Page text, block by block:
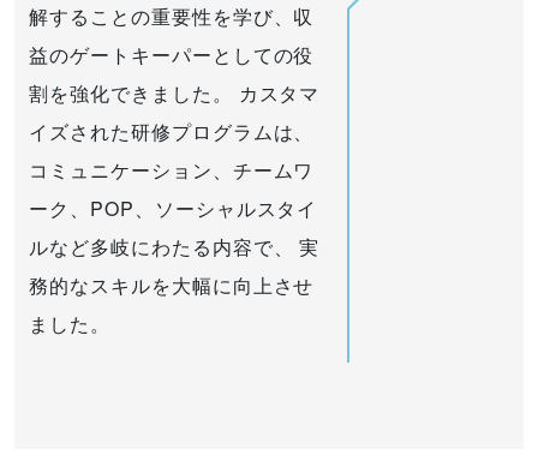
解することの重要性を学び、収
益のゲートキーパーとしての役
割を強化できました。 カスタマ
イズされた研修プログラムは、
コミュニケーション、チームワ
ーク、POP、ソーシャルスタイ
ルなど多岐にわたる内容で、 実
務的なスキルを大幅に向上させ
ました。